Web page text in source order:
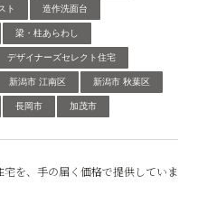
ト 造作洗面台
梁・柱あらわし
デザイナーズセレクト住宅
新潟市 江南区 新潟市 秋葉区
長岡市 加茂市
を、手の届く価格で提供していま